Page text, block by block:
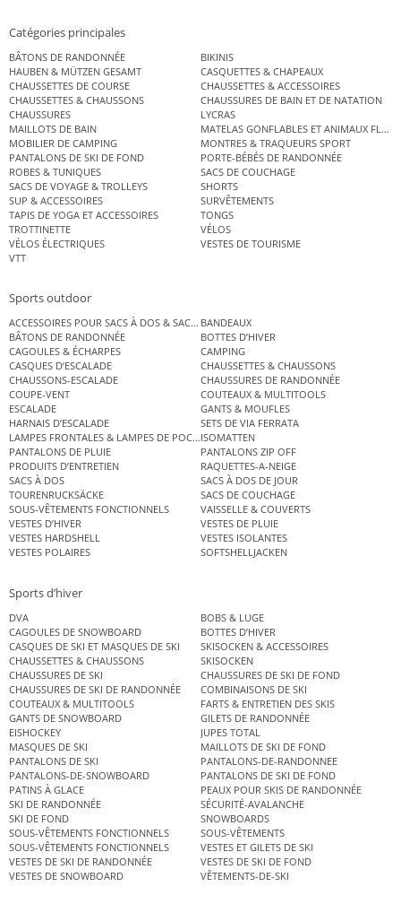
Catégories principales
BÂTONS DE RANDONNÉE
BIKINIS
HAUBEN & MÜTZEN GESAMT
CASQUETTES & CHAPEAUX
CHAUSSETTES DE COURSE
CHAUSSETTES & ACCESSOIRES
CHAUSSETTES & CHAUSSONS
CHAUSSURES DE BAIN ET DE NATATION
CHAUSSURES
LYCRAS
MAILLOTS DE BAIN
MATELAS GONFLABLES ET ANIMAUX
MOBILIER DE CAMPING
MONTRES & TRAQUEURS SPORT
PANTALONS DE SKI DE FOND
PORTE-BÉBÉS DE RANDONNÉE
ROBES & TUNIQUES
SACS DE COUCHAGE
SACS DE VOYAGE & TROLLEYS
SHORTS
SUP & ACCESSOIRES
SURVÊTEMENTS
TAPIS DE YOGA ET ACCESSOIRES
TONGS
TROTTINETTE
VÉLOS
VÉLOS ÉLECTRIQUES
VESTES DE TOURISME
VTT
Sports outdoor
ACCESSOIRES POUR SACS À DOS & SACS ÉTANCHES
BANDEAUX
BÂTONS DE RANDONNÉE
BOTTES D’HIVER
CAGOULES & ÉCHARPES
CAMPING
CASQUES D’ESCALADE
CHAUSSETTES & CHAUSSONS
CHAUSSONS-ESCALADE
CHAUSSURES DE RANDONNÉE
COUPE-VENT
COUTEAUX & MULTITOOLS
ESCALADE
GANTS & MOUFLES
HARNAIS D’ESCALADE
SETS DE VIA FERRATA
LAMPES FRONTALES & LAMPES DE POCHEISOMATTEN
PANTALONS DE PLUIE
PANTALONS ZIP OFF
PRODUITS D’ENTRETIEN
RAQUETTES-A-NEIGE
SACS À DOS
SACS À DOS DE JOUR
TOURENRUCKSÄCKE
SACS DE COUCHAGE
SOUS-VÊTEMENTS FONCTIONNELS
VAISSELLE & COUVERTS
VESTES D’HIVER
VESTES DE PLUIE
VESTES HARDSHELL
VESTES ISOLANTES
VESTES POLAIRES
SOFTSHELLJACKEN
Sports d’hiver
DVA
BOBS & LUGE
CAGOULES DE SNOWBOARD
BOTTES D’HIVER
CASQUES DE SKI ET MASQUES DE SKI
SKISOCKEN & ACCESSOIRES
CHAUSSETTES & CHAUSSONS
SKISOCKEN
CHAUSSURES DE SKI
CHAUSSURES DE SKI DE FOND
CHAUSSURES DE SKI DE RANDONNÉE
COMBINAISONS DE SKI
COUTEAUX & MULTITOOLS
FARTS & ENTRETIEN DES SKIS
GANTS DE SNOWBOARD
GILETS DE RANDONNÉE
EISHOCKEY
JUPES TOTAL
MASQUES DE SKI
MAILLOTS DE SKI DE FOND
PANTALONS DE SKI
PANTALONS-DE-RANDONNEE
PANTALONS-DE-SNOWBOARD
PANTALONS DE SKI DE FOND
PATINS À GLACE
PEAUX POUR SKIS DE RANDONNÉE
SKI DE RANDONNÉE
SÉCURITÉ-AVALANCHE
SKI DE FOND
SNOWBOARDS
SOUS-VÊTEMENTS FONCTIONNELS
SOUS-VÊTEMENTS
SOUS-VÊTEMENTS FONCTIONNELS
VESTES ET GILETS DE SKI
VESTES DE SKI DE RANDONNÉE
VESTES DE SKI DE FOND
VESTES DE SNOWBOARD
VÊTEMENTS-DE-SKI